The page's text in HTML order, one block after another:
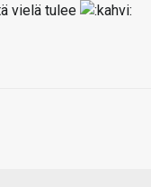
vielä tulee